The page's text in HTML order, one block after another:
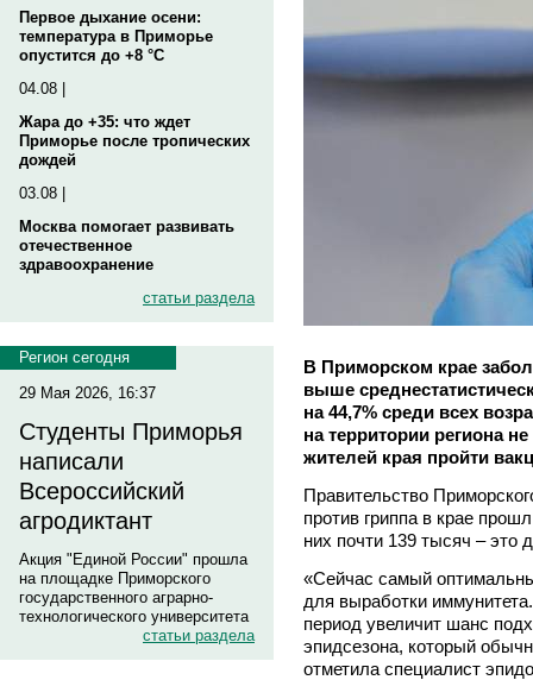
Первое дыхание осени:
температура в Приморье
опустится до +8 °C
04.08 |
Жара до +35: что ждет
Приморье после тропических
дождей
03.08 |
Москва помогает развивать
отечественное
здравоохранение
статьи раздела
Регион сегодня
29 Мая 2026, 16:37
Студенты Приморья
написали
Всероссийский
агродиктант
Акция "Единой России" прошла
на площадке Приморского
государственного аграрно-
технологического университета
статьи раздела
В Приморском крае
выше
на 44,7% среди всех
на территории региона
жителей края пройти
Правительство
против гриппа в крае
них почти 139 тысяч – это
«Сейчас самый
для выработки
период увеличит шанс
эпидсезона, который
отметила специалист